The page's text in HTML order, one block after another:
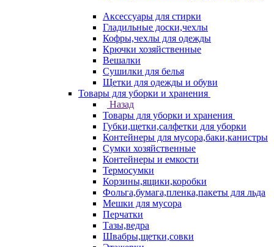
Аксессуары для стирки
Гладильные доски,чехлы
Кофры,чехлы для одежды
Крючки хозяйственные
Вешалки
Сушилки для белья
Щетки для одежды и обуви
Товары для уборки и хранения
Назад
Товары для уборки и хранения
Губки,щетки,салфетки для уборки
Контейнеры для мусора,баки,канистры
Сумки хозяйственные
Контейнеры и емкости
Термосумки
Корзины,ящики,коробки
Фольга,бумага,пленка,пакеты для льда
Мешки для мусора
Перчатки
Тазы,ведра
Швабры,щетки,совки